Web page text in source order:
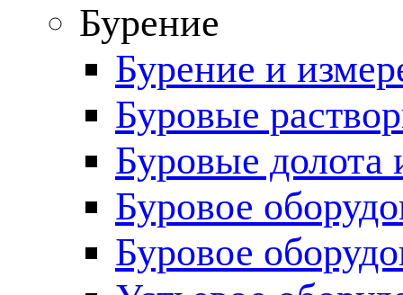
Бурение
Бурение и
Буровые
Буровые долота
Буровое
Буровое